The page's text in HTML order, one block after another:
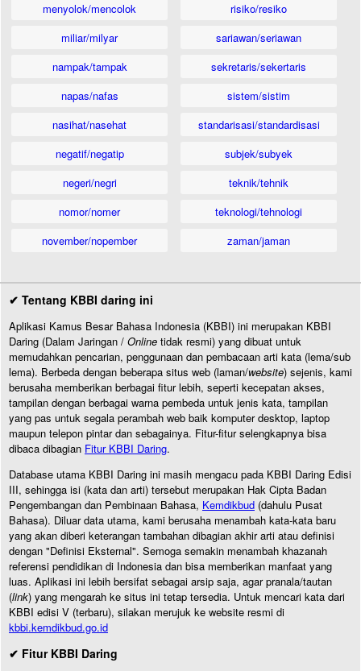
menyolok/mencolok
miliar/milyar
nampak/tampak
napas/nafas
nasihat/nasehat
negatif/negatip
negeri/negri
nomor/nomer
november/nopember
risiko/resiko
sariawan/seriawan
sekretaris/sekertaris
sistem/sistim
standarisasi/standardisasi
subjek/subyek
teknik/tehnik
teknologi/tehnologi
zaman/jaman
✔ Tentang KBBI daring ini
Aplikasi Kamus Besar Bahasa Indonesia (KBBI) ini merupakan KBBI
Daring (Dalam Jaringan / Online tidak resmi) yang dibuat untuk
memudahkan pencarian, penggunaan dan pembacaan arti kata (lema/sub
lema). Berbeda dengan beberapa situs web (laman/website) sejenis, kami
berusaha memberikan berbagai fitur lebih, seperti kecepatan akses,
tampilan dengan berbagai warna pembeda untuk jenis kata, tampilan
yang pas untuk segala perambah web baik komputer desktop, laptop
maupun telepon pintar dan sebagainya. Fitur-fitur selengkapnya bisa
dibaca dibagian Fitur KBBI Daring.
Database utama KBBI Daring ini masih mengacu pada KBBI Daring Edisi
III, sehingga isi (kata dan arti) tersebut merupakan Hak Cipta Badan
Pengembangan dan Pembinaan Bahasa, Kemdikbud (dahulu Pusat
Bahasa). Diluar data utama, kami berusaha menambah kata-kata baru
yang akan diberi keterangan tambahan dibagian akhir arti atau definisi
dengan "Definisi Eksternal". Semoga semakin menambah khazanah
referensi pendidikan di Indonesia dan bisa memberikan manfaat yang
luas. Aplikasi ini lebih bersifat sebagai arsip saja, agar pranala/tautan
(link) yang mengarah ke situs ini tetap tersedia. Untuk mencari kata dari
KBBI edisi V (terbaru), silakan merujuk ke website resmi di
kbbi.kemdikbud.go.id
✔ Fitur KBBI Daring